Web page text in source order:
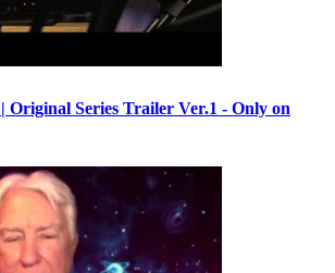
Original Series Trailer Ver.1 - Only on